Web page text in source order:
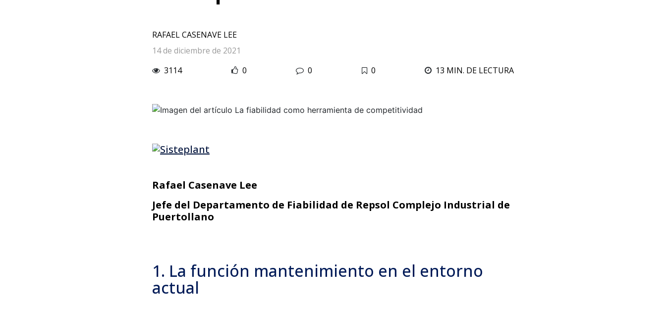
RAFAEL CASENAVE LEE
14 de diciembre de 2021
3114
0 0 0 13 MIN. DE LECTURA
Rafael Casenave Lee
Jefe del Departamento de Fiabilidad de Repsol Complejo Industrial de
Puertollano
1. La función mantenimiento en el entorno
actual